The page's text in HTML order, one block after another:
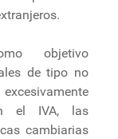
objetivo
de tipo no
el IVA, las
cambiarias